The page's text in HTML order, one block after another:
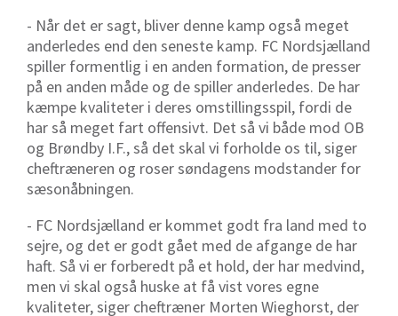
- Når det er sagt, bliver denne kamp også meget
anderledes end den seneste kamp. FC Nordsjælland
spiller formentlig i en anden formation, de presser
på en anden måde og de spiller anderledes. De har
kæmpe kvaliteter i deres omstillingsspil, fordi de
har så meget fart offensivt. Det så vi både mod OB
og Brøndby I.F., så det skal vi forholde os til, siger
cheftræneren og roser søndagens modstander for
sæsonåbningen.
- FC Nordsjælland er kommet godt fra land med to
sejre, og det er godt gået med de afgange de har
haft. Så vi er forberedt på et hold, der har medvind,
men vi skal også huske at få vist vores egne
kvaliteter, siger cheftræner Morten Wieghorst, der